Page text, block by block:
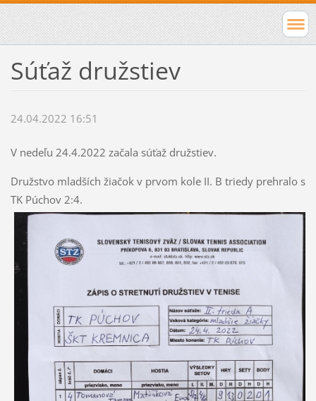
Súťaž družstiev
24.04.2022 16:51
V nedeľu 24.4.2022 začala súťaž družstiev.
Družstvo mladších žiačok v prvom kole II. B triedy prehralo s
TK Púchov 2:4.